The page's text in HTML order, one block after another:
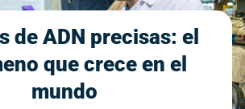
de ADN precisas: el
que crece en el
mundo